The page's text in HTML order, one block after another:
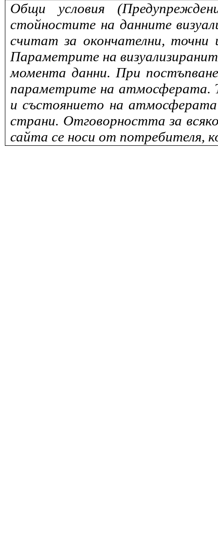
Общи условия
стойностите на данните
считат за окончателни,
Параметрите на
момента данни. При
параметрите на атмосферата.
и състоянието на
страни. Отговорността за
сайта се носи от потребителя,